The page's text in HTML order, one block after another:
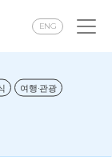
ENG
여행·관광